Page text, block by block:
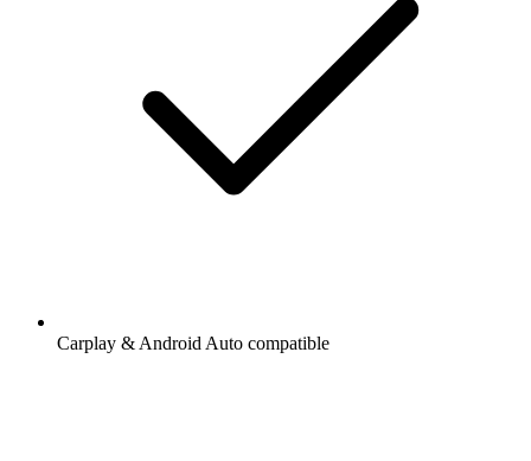
Carplay & Android Auto compatible